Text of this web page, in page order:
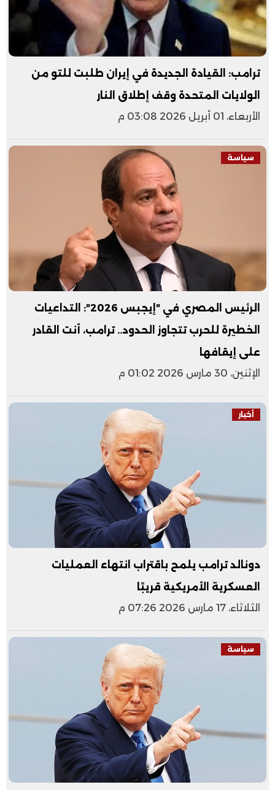
ترامب: القيادة الجديدة في إيران طلبت للتو من
الولايات المتحدة وقف إطلاق النار
الأربعاء، 01 أبريل 2026 03:08 م
سياسة
الرئيس المصري في "إيجبس 2026": التداعيات
الخطيرة للحرب تتجاوز الحدود.. ترامب، أنت القادر
على إيقافها
الإثنين، 30 مارس 2026 01:02 م
أخبار
دونالد ترامب يلمح باقتراب انتهاء العمليات
العسكرية الأمريكية قريبًا
الثلاثاء، 17 مارس 2026 07:26 م
سياسة